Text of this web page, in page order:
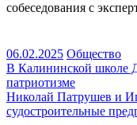
собеседования с
06.02.2025 Общество
Навигация
по
записям
В Калининской школе
патриотизме
Николай Патрушев и
судостроительные